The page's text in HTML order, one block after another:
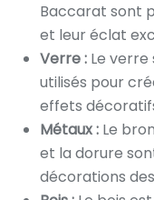
Baccarat sont
et leur éclat
Verre : Le
utilisés pour
effets
Métaux : Le
et la dorure
décorations